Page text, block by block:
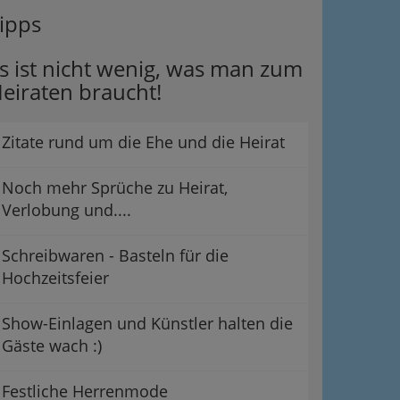
ist nicht wenig, was man zum
braucht!
Zitate rund um die Ehe und die Heirat
Noch mehr Sprüche zu Heirat,
Verlobung und....
Schreibwaren - Basteln für die
Hochzeitsfeier
Show-Einlagen und Künstler halten die
Gäste wach :)
Festliche Herrenmode